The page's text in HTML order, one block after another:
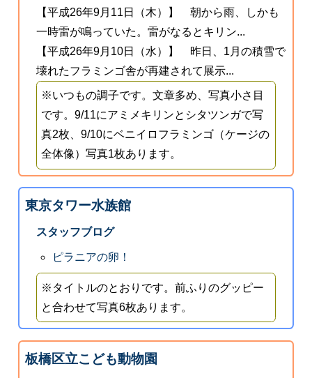
【平成26年9月11日（木）】 朝から雨、しかも
一時雷が鳴っていた。雷がなるとキリン...
【平成26年9月10日（水）】 昨日、1月の積雪で
壊れたフラミンゴ舎が再建されて展示...
※いつもの調子です。文章多め、写真小さ目
です。9/11にアミメキリンとシタツンガで写
真2枚、9/10にベニイロフラミンゴ（ケージの
全体像）写真1枚あります。
東京タワー水族館
スタッフブログ
ピラニアの卵！
※タイトルのとおりです。前ふりのグッピー
と合わせて写真6枚あります。
板橋区立こども動物園